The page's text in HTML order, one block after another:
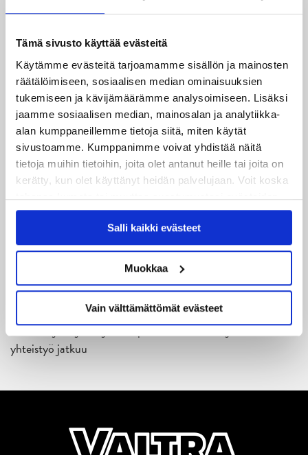
Tämä sivusto käyttää evästeitä
Käytämme evästeitä tarjoamamme sisällön ja mainosten
räätälöimiseen, sosiaalisen median ominaisuuksien
tukemiseen ja kävijämäärämme analysoimiseen. Lisäksi
jaamme sosiaalisen median, mainosalan ja analytiikka-
alan kumppaneillemme tietoja siitä, miten käytät
sivustoamme. Kumppanimme voivat yhdistää näitä
tietoja muihin tietoihin, joita olet antanut heille tai joita on
kerätty, kun olet käyttänyt heidän palvelujaan. Voit koska
tahansa kumota tai muuttaa suostumustasi evästeiden
käytöstäEvästeet-sivultamme.
Salli kaikki evästeet
Muokkaa
Vain välttämättömät evästeet
mittari luvassa jo heti viikonloppuna Tampere Cupissa!
29.07.2026
JYPin harjoitusottelut tulevalle 2026-2027 kaudelle on
julkaistu!
27.07.2026
Ruotsalaishyökkääjä Arvid Costmar JYPiin
25.06.2026
JYP ja Secto Rally Finland yhteistyöhön
02.06.2026
Liiga-kauden 2026-2027 otteluohjelma on julkaistu!
Reece Newkirk vahvistamaan JYP-hyökkäystä!
Jaatinen ja Liljamo jatkosopimuksiin – JYPin ja KeuPa HT:n
yhteistyö jatkuu